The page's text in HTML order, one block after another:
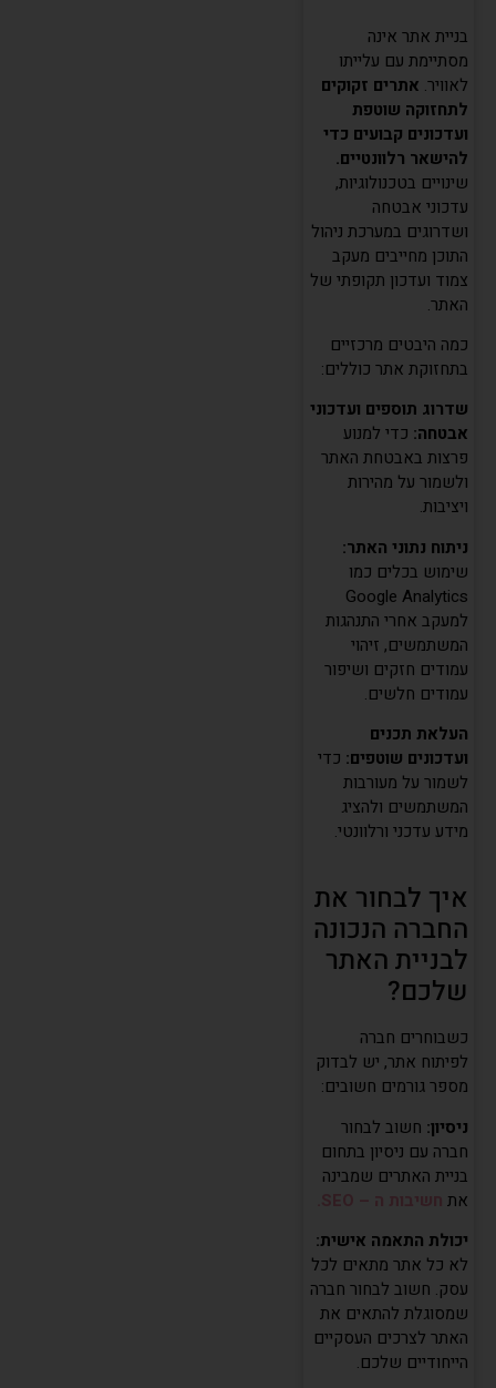
בניית אתר אינה
מסתיימת עם עלייתו
לאוויר. אתרים זקוקים
לתחזוקה שוטפת
ועדכונים קבועים כדי
להישאר רלוונטיים.
שינויים בטכנולוגיות,
עדכוני אבטחה
ושדרוגים במערכת ניהול
התוכן מחייבים מעקב
צמוד ועדכון תקופתי של
האתר.
כמה היבטים מרכזיים
בתחזוקת אתר כוללים:
שדרוג תוספים ועדכוני
אבטחה: כדי למנוע
פרצות באבטחת האתר
ולשמור על מהירות
ויציבות.
ניתוח נתוני האתר:
שימוש בכלים כמו
Google Analytics
למעקב אחרי התנהגות
המשתמשים, זיהוי
עמודים חזקים ושיפור
עמודים חלשים.
העלאת תכנים
ועדכונים שוטפים: כדי
לשמור על מעורבות
המשתמשים ולהציג
מידע עדכני ורלוונטי.
איך לבחור את
החברה הנכונה
לבניית האתר
שלכם?
כשבוחרים חברה
לפיתוח אתר, יש לבדוק
מספר גורמים חשובים:
ניסיון: חשוב לבחור
חברה עם ניסיון בתחום
בניית האתרים שמבינה
את
יכולת התאמה אישית:
לא כל אתר מתאים לכל
עסק. חשוב לבחור חברה
שמסוגלת להתאים את
האתר לצרכים העסקיים
הייחודיים שלכם.